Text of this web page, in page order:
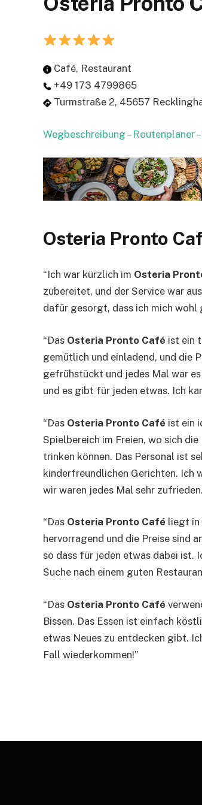
Café, Restaurant
+49 173 4799865
Turmstraße 2, 45657
Wegbeschreibung – Routenplaner
Osteria Pronto
“Ich war kürzlich im Osteria
zubereitet, und der Service war
dafür gesorgt, dass ich mich wohl
“Das Osteria Pronto Café ist ein
gemütlich und einladend, und die
gefrühstückt und jedes Mal war
und es gibt für jeden etwas. Ich
“Das Osteria Pronto Café ist ein
Spielbereich im Freien, wo sich
trinken können. Das Personal ist
kinderfreundlichen Gerichten. Ich
wir waren jedes Mal sehr
“Das Osteria Pronto Café liegt in
hervorragend und die Preise sind
so dass für jeden etwas dabei ist.
Suche nach einem guten
“Das Osteria Pronto Café
Bissen. Das Essen ist einfach
etwas Neues zu entdecken gibt.
Fall wiederkommen!”